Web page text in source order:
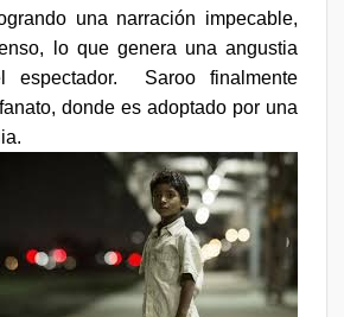
una narración impecable,
lo que genera una angustia
espectador.
Saroo finalmente
donde es adoptado por una